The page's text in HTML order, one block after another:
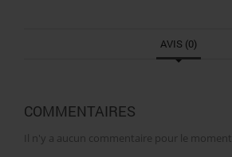
AVIS (0)
COMMENTAIRES
Il n'y a aucun commentaire pour le moment.